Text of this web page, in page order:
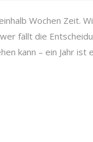
Wochen Zeit.
fällt die
kann – ein Jahr ist